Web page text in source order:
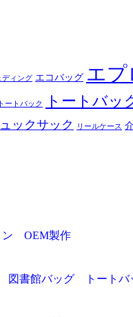
ディング エコバッグ エプ
トートバック トートバッ
ックサック リールケース
ン OEM製作
図書館バッグ トート